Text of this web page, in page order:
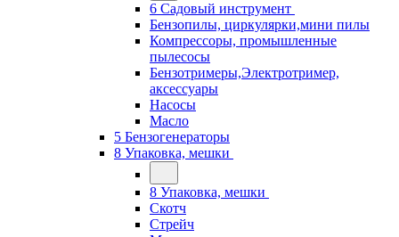
6 Садовый инструмент
Бензопилы, циркулярки,мини пилы
Компрессоры, промышленные
пылесосы
Бензотримеры,Электротример,
аксессуары
Насосы
Масло
5 Бензогенераторы
8 Упаковка, мешки
8 Упаковка, мешки
Скотч
Стрейч